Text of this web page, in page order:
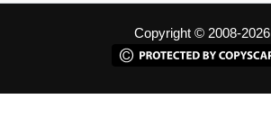
Copyright © 2008-2026